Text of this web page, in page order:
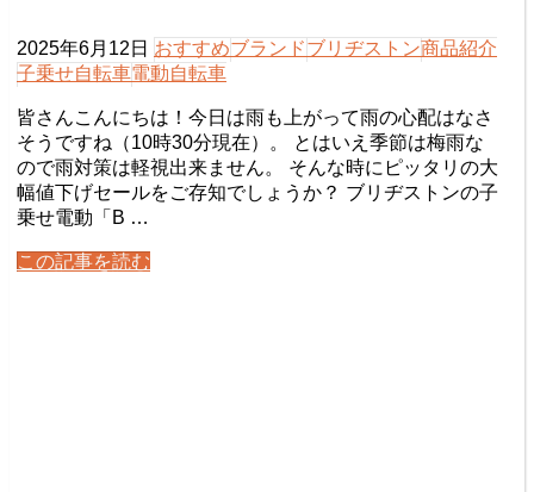
2025年6月12日 おすすめブランドブリヂストン商品紹介
子乗せ自転車電動自転車
皆さんこんにちは！今日は雨も上がって雨の心配はなさ
そうですね（10時30分現在）。 とはいえ季節は梅雨な
ので雨対策は軽視出来ません。 そんな時にピッタリの大
幅値下げセールをご存知でしょうか？ ブリヂストンの子
乗せ電動「B …
この記事を読む